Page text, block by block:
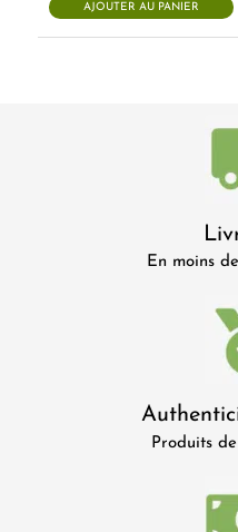
AJOUTER AU PANIER
En moins
Produits